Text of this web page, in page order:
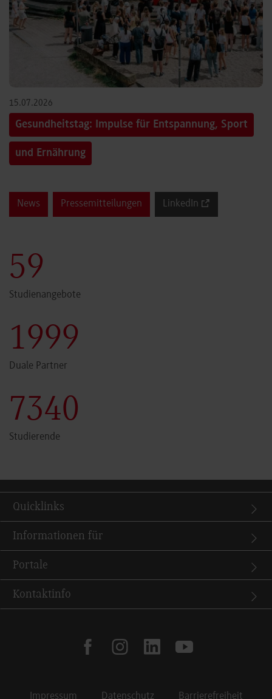
15.07.2026
Gesundheitstag: Impulse für Entspannung, Sport
und Ernährung
News Pressemitteilungen LinkedIn
60
Studienangebote
2000
Duale Partner
7341
Studierende
Quicklinks
Informationen für
Portale
Kontaktinfo
facebookinstagramlinkedin youtube